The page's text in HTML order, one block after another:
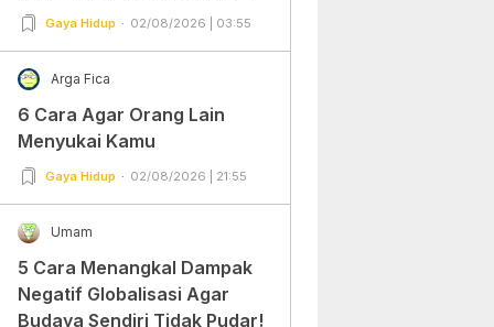
Gaya Hidup 02/08/2026 | 03:55
Arga Fica
6 Cara Agar Orang Lain
Menyukai Kamu
Gaya Hidup 02/08/2026 | 21:55
Umam
5 Cara Menangkal Dampak
Negatif Globalisasi Agar
Budaya Sendiri Tidak Pudar!